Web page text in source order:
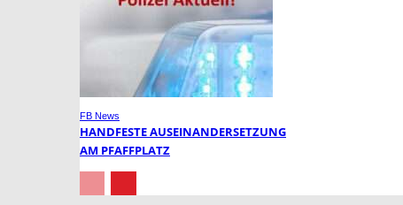
FB News
HANDFESTE AUSEINANDERSETZUNG
AM PFAFFPLATZ